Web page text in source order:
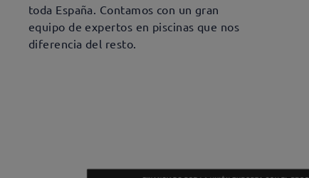
toda España. Contamos con un gran
equipo de expertos en piscinas que nos
diferencia del resto.